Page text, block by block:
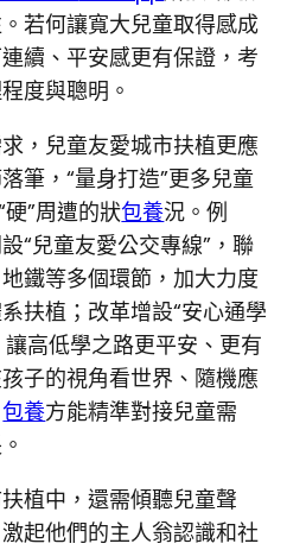
若何讓寬大兒童取得感成
續、平安感更有保證，考
度與聰明。
，兒童友愛城市扶植更應
筆，“量身打造”更多兒童
硬”周遭的狀包養況。例
“兒童友愛公交專線”，聯
地鐵等多個環節，加大力度
扶植；改革增設“安心通學
讓高低學之路更平安、更有
子的視角看世界、隨機應
包養方能精準對接兒童需
植中，還需傾聽兒童聲
起他們的主人翁認識和社